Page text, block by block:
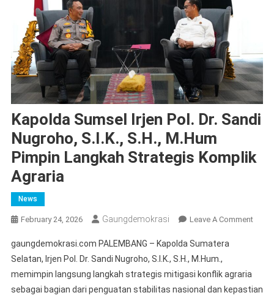
Kapolda Sumsel Irjen Pol. Dr. Sandi
Nugroho, S.I.K., S.H., M.Hum
Pimpin Langkah Strategis Komplik
Agraria
News
February 24, 2026 Gaungdemokrasi Leave A CommentOn
Dr.
gaungdemokrasi.com PALEMBANG – Kapolda Sumatera
Selatan, Irjen Pol. Dr. Sandi Nugroho, S.I.K., S.H., M.Hum.,
memimpin langsung langkah strategis mitigasi konflik agraria
sebagai bagian dari penguatan stabilitas nasional dan kepastian